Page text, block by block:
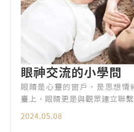
眼神交流的小學問
眼睛是心靈的窗戶，是思想情
臺上，眼睛更是與觀眾建立聯
2024.05.08